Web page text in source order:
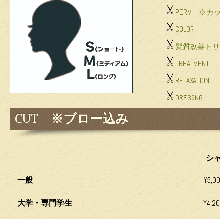
PERM ※カ
COLOR
髪質改善ト
TREATMENT
RELAXATION
DRESSNG
CUT ※ブロー込み
シ
一般
大学・専門学生